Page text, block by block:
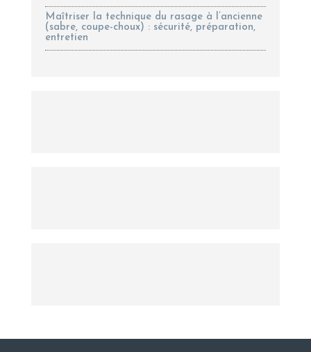
Maîtriser la technique du rasage à l’ancienne
(sabre, coupe-choux) : sécurité, préparation,
entretien